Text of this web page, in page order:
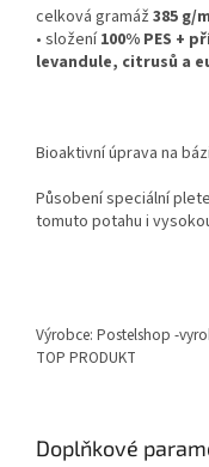
celková gramáž 385 g/m
• složení100% PES +
levandule, citrusů a
Bioaktivní úprava na
Působení speciální
tomuto potahu i
Výrobce: Postelshop -
TOP PRODUKT
Doplňkové